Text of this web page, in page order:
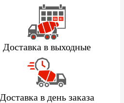
Доставка в выходные
Доставка в день заказа